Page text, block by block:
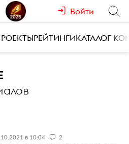
Войти
РЕЙТИНГИКАТАЛОГ
в 10:04 2